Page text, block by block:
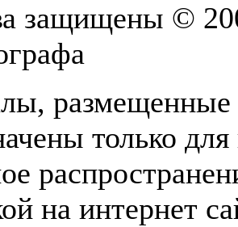
защищены ©
размещенные
только
на интернет